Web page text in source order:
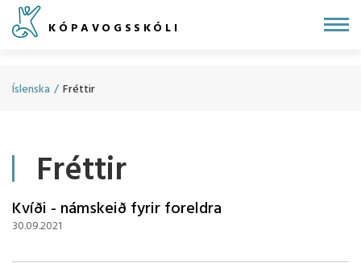
Fara
í
KÓPAVOGSSKÓLI
Íslenska / Fréttir
Fréttir
Kvíði - námskeið fyrir foreldra
30.09.2021